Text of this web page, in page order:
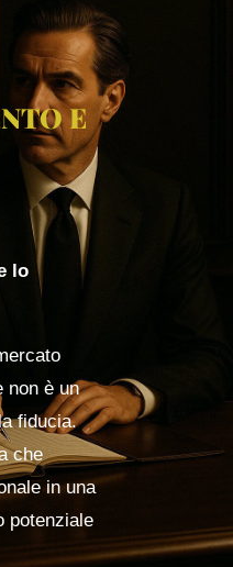
E
lo
non è un
fiducia.
che
in una
potenziale